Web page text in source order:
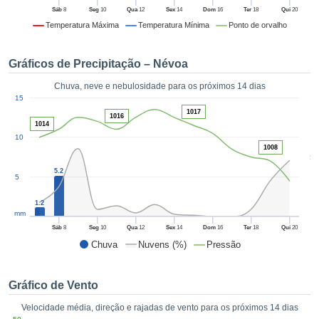
ou
permite-
a nossa
fornecer-
custo.
a
todos os
no
como
um perfil
CONTINUAR
CONFIGURAÇÕES
Temperatura Máxima Temperatura Mínima Ponto de orvalho
Sáb8 Seg10 Qua12 Sex 14 Dom16 Ter 18 Qui 20
Gráficos de Precipitação – Névoa
Chuva, neve e nebulosidade para os próximos 14 dias
Chuva Nuvens (%) Pressão
50
Sáb8 Seg10 Qua12 Sex 14 Dom16 Ter 18 Qui 20
5
10
15
mm
1.2
5.2
1014
1016
1017
1008
Gráfico de Vento
Velocidade média, direção e rajadas de vento para os próximos 14 dias